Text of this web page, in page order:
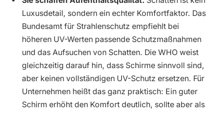
Luxusdetail, sondern ein echter Komfortfaktor. Das
Bundesamt für Strahlenschutz empfiehlt bei
höheren UV-Werten passende Schutzmaßnahmen
und das Aufsuchen von Schatten. Die WHO weist
gleichzeitig darauf hin, dass Schirme sinnvoll sind,
aber keinen vollständigen UV-Schutz ersetzen. Für
Unternehmen heißt das ganz praktisch: Ein guter
Schirm erhöht den Komfort deutlich, sollte aber als